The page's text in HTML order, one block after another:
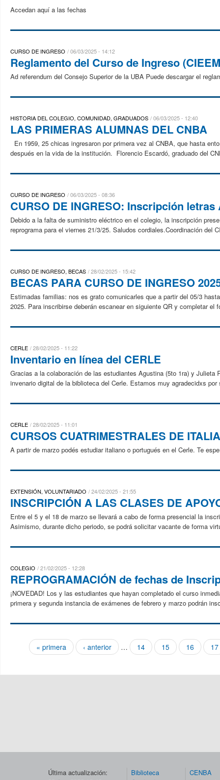
Accedan aquí a las fechas
CURSO DE INGRESO 06/03/2025 - 14:12
Reglamento del Curso de Ingreso
Ad referendum del Consejo Superior de la UBA Puede descargar el
HISTORIA DEL COLEGIO, COMUNIDAD, GRADUADOS 06/03/2025 - 12:40
LAS PRIMERAS ALUMNAS DEL CNBA
En 1959, 25 chicas ingresaron por primera vez al CNBA, que hasta
después en la vida de la institución. Florencio Escardó, graduado del
CURSO DE INGRESO 06/03/2025 - 08:36
CURSO DE INGRESO: Inscripción letras
Debido a la falta de suministro eléctrico en el colegio, la inscripción
reprograma para el viernes 21/3/25. Saludos cordiales.Coordinación del
CURSO DE INGRESO, BECAS 28/02/2025 - 15:42
BECAS PARA CURSO DE INGRESO
Estimadas familias: nos es grato comunicarles que a partir del 05/3
2025. Para inscribirse deberán escanear en siguiente QR y completar el
CERLE 28/02/2025 - 11:22
Inventario en línea del CERLE
Gracias a la colaboración de las estudiantes Agustina (5to 1ra) y
invenario digital de la biblioteca del Cerle. Estamos muy agradecidxs
CERLE 28/02/2025 - 11:01
CURSOS CUATRIMESTRALES DE
A partir de marzo podés estudiar italiano o portugués en el Cerle. Te
EXTENSIÓN, VOLUNTARIADO 24/02/2025 - 21:55
INSCRIPCIÓN A LAS CLASES DE
Entre el 5 y el 18 de marzo se llevará a cabo de forma presencial la
Asimismo, durante dicho periodo, se podrá solicitar vacante de forma
COLEGIO 21/02/2025 - 12:28
REPROGRAMACIÓN de fechas de
¡NOVEDAD! Los y las estudiantes que hayan completado el curso
primera y segunda instancia de exámenes de febrero y marzo podrán
Páginas
« primera ‹ anterior … 14 15 16 17
Última actualización:
Biblioteca
CENBA